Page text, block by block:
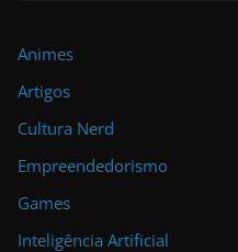
Animes
Artigos
Cultura Nerd
Empreendedorismo
Games
Inteligência Artificial